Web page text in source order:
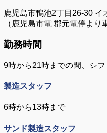
鹿児島市鴨池2丁目26-30 イ
（鹿児島市電 郡元電停より
勤務時間
9時から21時までの間、シフ
製造スタッフ
6時から13時まで
サンド製造スタッフ